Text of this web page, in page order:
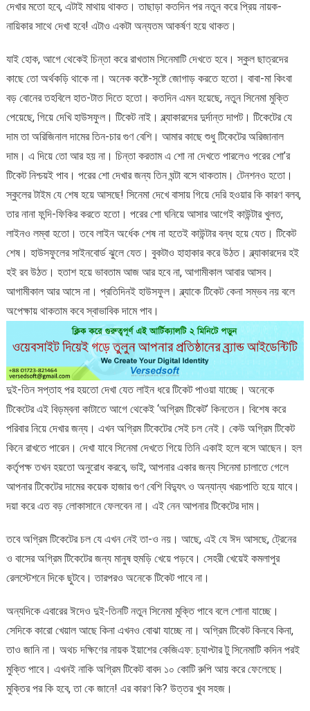
দেখার মতো হবে, এটাই মাথায় থাকত। তাছাড়া কতদিন পর নতুন করে প্রিয় নায়ক-
নায়িকার সাথে দেখা হবে! এটাও একটা অন্যতম আকর্ষণ হয়ে থাকত।
যাই হোক, আগে থেকেই চিন্তা করে রাখতাম সিনেমাটি দেখতে হবে। স্কুল ছাত্রদের
কাছে তো অর্থকড়ি থাকে না। অনেক কষ্টে-সৃষ্টে জোগাড় করতে হতো। বাবা-মা কিংবা
বড় বোনের তহবিলে হাত-টাত দিতে হতো। কতদিন এমন হয়েছে, নতুন সিনেমা মুক্তি
পেয়েছে, গিয়ে দেখি হাউসফুল। টিকেট নাই। ব্ল্যাকারদের দুর্দান্ত দাপট। টিকেটের যে
দাম তা অরিজিনাল দামের তিন-চার গুণ বেশি। আমার কাছে শুধু টিকেটের অরিজানাল
দাম। এ দিয়ে তো আর হয় না। চিন্তা করতাম এ শো না দেখতে পারলেও পরের শো’র
টিকেট নিশ্চয়ই পাব। পরের শো দেখার জন্য তিন ঘন্টা বসে থাকতাম। টেনশনও হতো।
স্কুলের টাইম যে শেষ হয়ে আসছে! সিনেমা দেখে বাসায় গিয়ে দেরি হওয়ার কি কারণ বলব,
তার নানা ফন্দি-ফিকির করতে হতো। পরের শো ঘনিয়ে আসার আগেই কাউন্টার খুলত,
লাইনও লম্বা হতো। তবে লাইন অর্ধেক শেষ না হতেই কাউন্টার বন্ধ হয়ে যেত। টিকেট
শেষ। হাউসফুলের সাইনবোর্ড ঝুলে যেত। বুকটাও হাহাকার করে উঠত। ব্ল্যাকারদের হই
হই রব উঠত। হতাশ হয়ে ভাবতাম আজ আর হবে না, আগামীকাল আবার আসব।
আগামীকাল আর আসে না। প্রতিদিনই হাউসফুল। ব্ল্যাকে টিকেট কেনা সম্ভব নয় বলে
অপেক্ষায় থাকতাম কবে স্বাভাবিক দামে পাব।
দুই-তিন সপ্তাহ পর হয়তো দেখা যেত লাইন ধরে টিকেট পাওয়া যাচ্ছে। অনেকে
টিকেটের এই বিড়ম্বনা কাটাতে আগে থেকেই ‘অগ্রিম টিকেট’ কিনতেন। বিশেষ করে
পরিবার নিয়ে দেখার জন্য। এখন অগ্রিম টিকেটের সেই চল নেই। কেউ অগ্রিম টিকেট
কিনে রাখতে পারেন। দেখা যাবে সিনেমা দেখতে গিয়ে তিনি একাই হলে বসে আছেন। হল
কর্তৃপক্ষ তখন হয়তো অনুরোধ করবে, ভাই, আপনার একার জন্য সিনেমা চালাতে গেলে
আপনার টিকেটের দামের কয়েক হাজার গুণ বেশি বিদ্যুৎ ও অন্যান্য খরচপাতি হয়ে যাবে।
দয়া করে এত বড় লোকাসানে ফেলবেন না। এই নেন আপনার টিকেটের দাম।
তবে অগ্রিম টিকেটের চল যে এখন নেই তা-ও নয়। আছে, এই যে ঈদ আসছে, ট্রেনের
ও বাসের অগ্রিম টিকেটের জন্য মানুষ হুমড়ি খেয়ে পড়বে। সেহরী খেয়েই কমলাপুর
রেলস্টেশনে দিকে ছুটবে। তারপরও অনেকে টিকেট পাবে না।
অন্যদিকে এবারের ঈদেও দুই-তিনটি নতুন সিনেমা মুক্তি পাবে বলে শোনা যাচ্ছে।
সেদিকে কারো খেয়াল আছে কিনা এখনও বোঝা যাচ্ছে না। অগ্রিম টিকেট কিনবে কিনা,
তাও জানি না। অথচ দক্ষিণের নায়ক ইয়াশের কেজিএফ: চ্যাপ্টার টু সিনেমাটি কদিন পরই
মুক্তি পাবে। এখনই নাকি অগ্রিম টিকেট বাবদ ১০ কোটি রুপি আয় করে ফেলেছে।
মুক্তির পর কি হবে, তা কে জানে! এর কারণ কি? উত্তর খুব সহজ।